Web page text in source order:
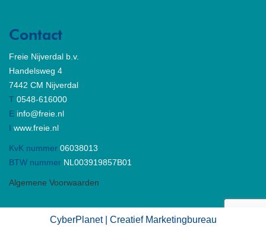
Contact
Freie Nijverdal b.v.
Handelsweg 4
7442 CM Nijverdal
T 0548-616000
E info@freie.nl
I www.freie.nl
KvK nummer 06038013
BTW nummer NL003919857B01
Algemene Voorwaarden
CyberPlanet | Creatief Marketingbureau